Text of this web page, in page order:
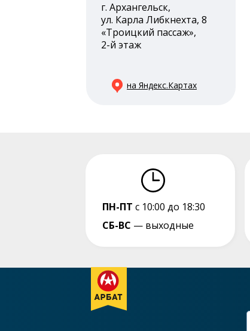
ПН-ПТ с 10:00 до 18:30
СБ-ВС — выходные
г. Архангельск,
ул. Карла Либкнехта, 8
«Троицкий пассаж»,
2-й этаж
на Яндекс.Картах